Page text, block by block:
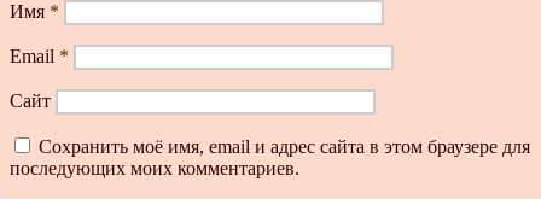
Имя *
Email *
Сайт
Сохранить моё имя, email и адрес сайта в этом браузере для
последующих моих комментариев.